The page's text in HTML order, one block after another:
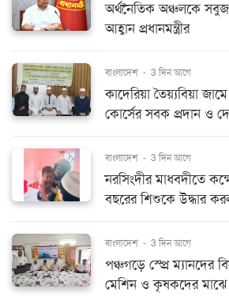
অর্থনৈতিক অঞ্চলকে সবুজ
আহ্বান প্রধানমন্ত্রীর
বাংলাদেশ - 3 দিন আগে
কাদেরিয়া তৈয়্যবিয়া
কোর্সের সবক প্রদান ও
বাংলাদেশ - 3 দিন আগে
নরসিংদীর মাধবদীতে
বছরের শিশুকে উদ্ধার
বাংলাদেশ - 3 দিন আগে
পঞ্চগড়ে স্প্রে ম্যানদের
মেশিন ও কৃষকদের মাঝে